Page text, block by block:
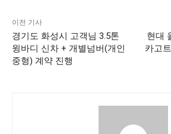
이전 기사
경기도 화성시 고객님 3.5톤
윙바디 신차 + 개별넘버(개인
중형) 계약 진행
현대
카고